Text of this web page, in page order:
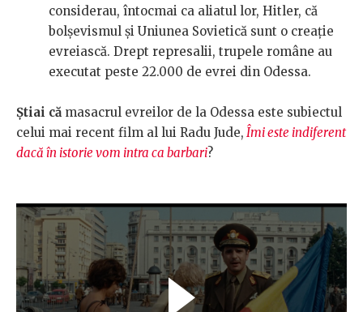
considerau, întocmai ca aliatul lor, Hitler, că
bolșevismul și Uniunea Sovietică sunt o creație
evreiască. Drept represalii, trupele române au
executat peste 22.000 de evrei din Odessa.
Știai că masacrul evreilor de la Odessa este subiectul
celui mai recent film al lui Radu Jude, Îmi este indiferent
dacă în istorie vom intra ca barbari?